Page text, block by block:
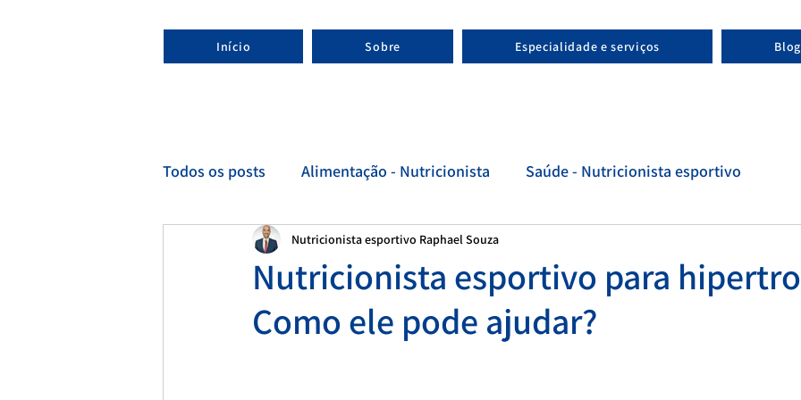
Início Sobre Especialidade e serviços Blog
Todos os posts Alimentação - Nutricionista Saúde - Nutricionista esportivo
Esporte - Nutricionista esportivo Evolução - Nutricionista esportivo
Nutricionista esportivo para
Como ele pode ajudar?
Nutricionista esportivo Raphael Souza